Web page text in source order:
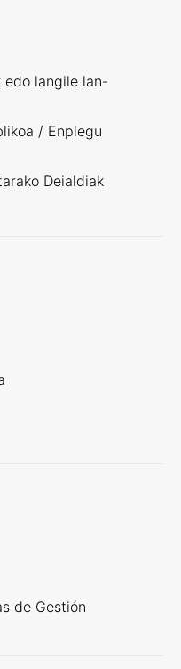
edo langile lan-
/ Enplegu
Deialdiak
de Gestión